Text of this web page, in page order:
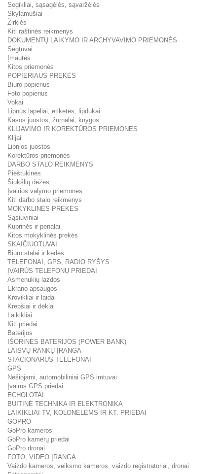
Segikliai, sąsagėlės, sąvaržėlės
Skylamušiai
Žirklės
Kiti raštinės reikmenys
DOKUMENTŲ LAIKYMO IR ARCHYVAVIMO PRIEMONĖS
Segtuvai
Įmautės
Kitos priemonės
POPIERIAUS PREKĖS
Biuro popierius
Foto popierius
Vokai
Lipnūs lapeliai, etiketės, lipdukai
Kasos juostos, žurnalai, knygos
KLIJAVIMO IR KOREKTŪROS PRIEMONĖS
Klijai
Lipnios juostos
Korektūros priemonės
DARBO STALO REIKMENYS
Pieštukinės
Šiukšlių dėžės
Įvairios valymo priemonės
Kiti darbo stalo reikmenys
MOKYKLINĖS PREKĖS
Sąsiuviniai
Kuprinės ir penalai
Kitos mokyklinės prekės
SKAIČIUOTUVAI
Biuro stalai ir kėdės
TELEFONAI, GPS, RADIO RYŠYS
ĮVAIRŪS TELEFONŲ PRIEDAI
Asmenukių lazdos
Ekrano apsaugos
Krovikliai ir laidai
Krepšiai ir dėklai
Laikikliai
Kiti priedai
Baterijos
IŠORINĖS BATERIJOS (POWER BANK)
LAISVŲ RANKŲ ĮRANGA
STACIONARŪS TELEFONAI
GPS
Nešiojami, automobiliniai GPS imtuvai
Įvairūs GPS priedai
ECHOLOTAI
BUITINĖ TECHNIKA IR ELEKTRONIKA
LAIKIKLIAI TV, KOLONĖLĖMS IR KT. PRIEDAI
GOPRO
GoPro kameros
GoPro kamerų priedai
GoPro dronai
FOTO, VIDEO ĮRANGA
Vaizdo kameros, veiksmo kameros, vaizdo registratoriai, dronai